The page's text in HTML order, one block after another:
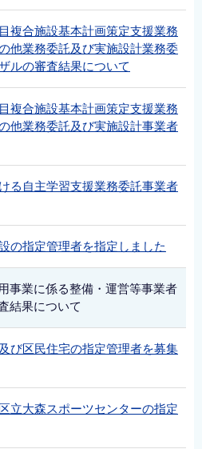
複合施設基本計画策定支援業務
他業務委託及び実施設計業務委
ルの審査結果について
複合施設基本計画策定支援業務
他業務委託及び実施設計事業者
る自主学習支援業務委託事業者
の指定管理者を指定しました
事業に係る整備・運営等事業者
結果について
び区民住宅の指定管理者を募集
立大森スポーツセンターの指定